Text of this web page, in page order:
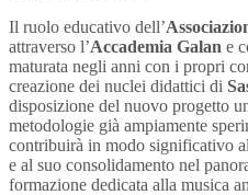
Il ruolo educativo dell’
attraverso l’Accademia Galan e
maturata negli anni con i propri
creazione dei nuclei didattici di
disposizione del nuovo progetto
metodologie già ampiamente
contribuirà in modo significativo
e al suo consolidamento nel
formazione dedicata alla musica